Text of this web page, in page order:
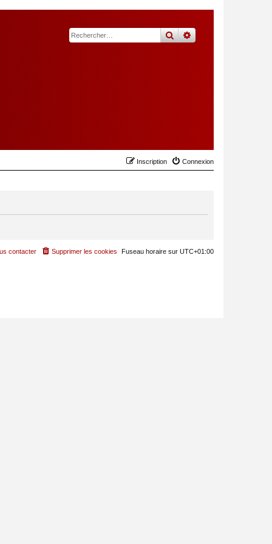
rechercher
recherche
Connexion
Inscription
Fuseau horaire sur UTC+01:00
Supprimer les cookies
contacter